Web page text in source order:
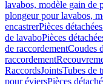
lavabos, modèle gain de
plongeur pour lavabos,
encastrerPièces
de lavaboPièces
de raccordementCoudes
raccordement
RaccordsJointsTubes de
pour éviersPièces